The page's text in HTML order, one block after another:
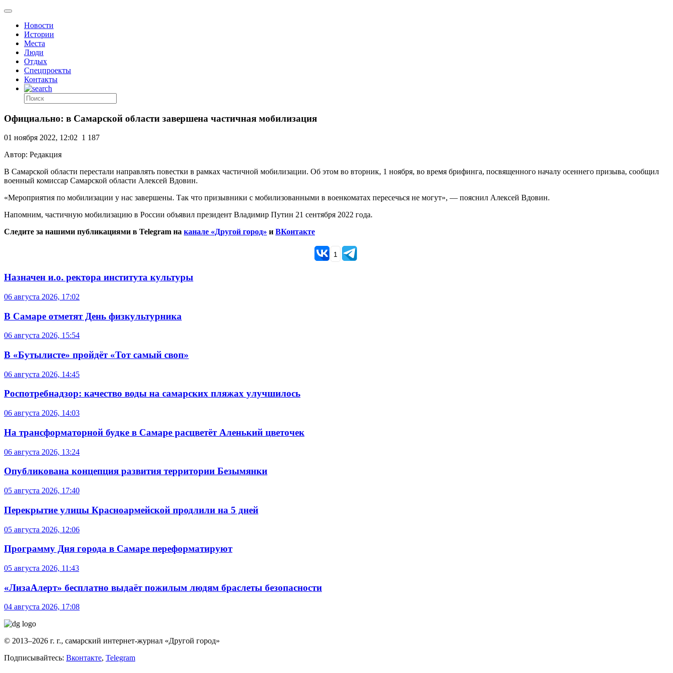
Новости
Истории
Места
Люди
Отдых
Спецпроекты
Контакты
Официально: в Самарской области завершена частичная мобилизация
01 ноября 2022, 12:02 1 187
Автор: Редакция
В Самарской области перестали направлять повестки в рамках частичной мобилизации. Об этом во вторник, 1 ноября, во время брифинга, посвященного началу осеннего призыва, сообщил
военный комиссар Самарской области Алексей Вдовин.
«Мероприятия по мобилизации у нас завершены. Так что призывники с мобилизованными в военкоматах пересечься не могут», — пояснил Алексей Вдовин.
Напомним, частичную мобилизацию в России объявил президент Владимир Путин 21 сентября 2022 года.
Следите за нашими публикациями в Telegram на канале «Другой город» и ВКонтакте
1
Назначен и.о. ректора института культуры
06 августа 2026, 17:02
В Самаре отметят День физкультурника
06 августа 2026, 15:54
В «Бутылисте» пройдёт «Тот самый своп»
06 августа 2026, 14:45
Роспотребнадзор: качество воды на самарских пляжах улучшилось
06 августа 2026, 14:03
На трансформаторной будке в Самаре расцветёт Аленький цветочек
06 августа 2026, 13:24
Опубликована концепция развития территории Безымянки
05 августа 2026, 17:40
Перекрытие улицы Красноармейской продлили на 5 дней
05 августа 2026, 12:06
Программу Дня города в Самаре переформатируют
05 августа 2026, 11:43
«ЛизаАлерт» бесплатно выдаёт пожилым людям браслеты безопасности
04 августа 2026, 17:08
© 2013–2026 г. г., самарский интернет-журнал «Другой город»
Подписывайтесь: Вконтакте, Telegram